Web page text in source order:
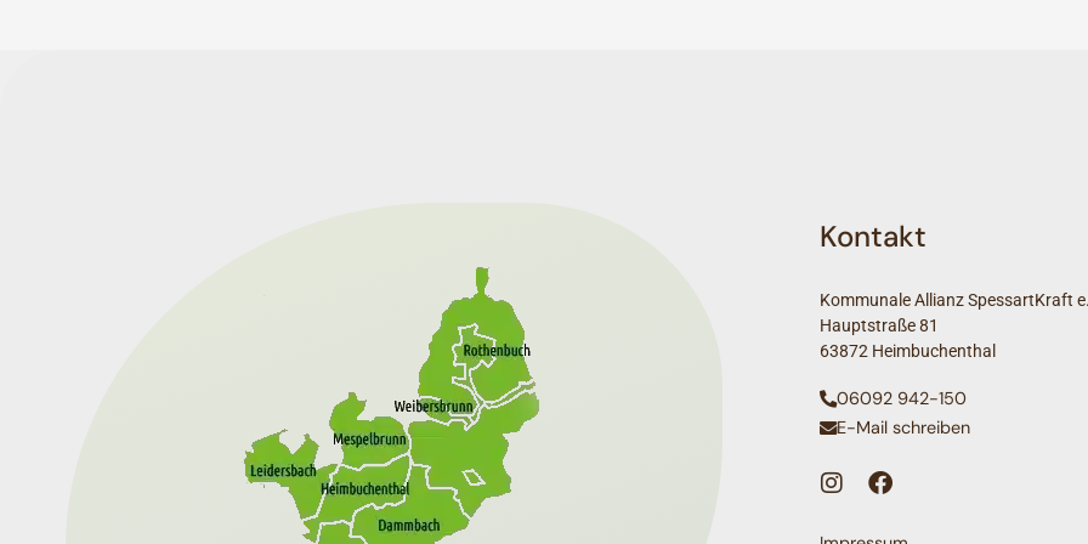
Kontakt
Kommunale Allianz SpessartKraft
Hauptstraße 81
63872 Heimbuchenthal
06092 942-150
E-Mail schreiben